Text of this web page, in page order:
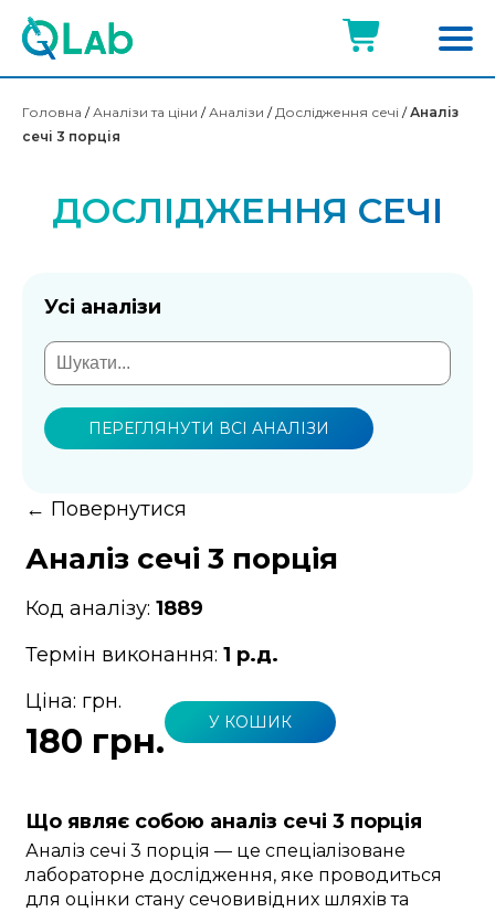
Головна /Аналізи та ціни /Аналізи /Дослідження сечі /Аналіз
сечі 3 порція
ДОСЛІДЖЕННЯ СЕЧІ
Усі аналізи
ПЕРЕГЛЯНУТИ ВСІ АНАЛІЗИ
← Повернутися
Аналіз сечі 3 порція
Код аналізу:1889
Термін виконання:1 р.д.
Ціна: грн.
180 грн. У КОШИК
Що являє собою аналіз сечі 3 порція
Аналіз сечі 3 порція — це спеціалізоване
лабораторне дослідження, яке проводиться
для оцінки стану сечовивідних шляхів та